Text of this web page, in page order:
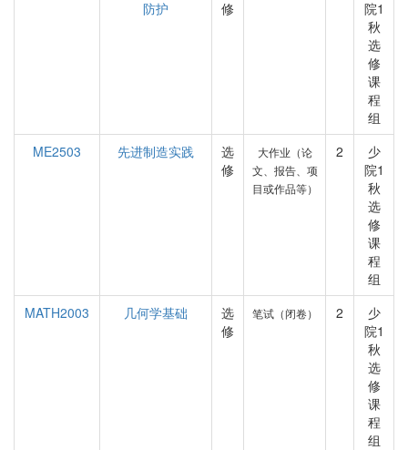
防护
修
院1
秋
选
修
课
程
组
ME2503
先进制造实践
选
修
大作业（论
文、报告、项
目或作品等）
2
少
院1
秋
选
修
课
程
组
MATH2003
几何学基础
选
修
笔试（闭卷） 2
少
院1
秋
选
修
课
程
组